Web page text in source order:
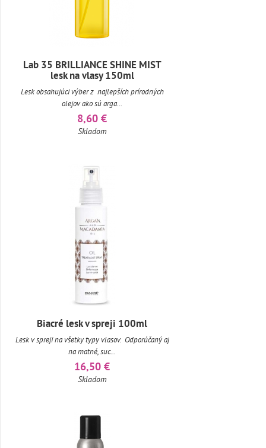
Lab 35 BRILLIANCE SHINE MIST
lesk na vlasy 150ml
Lesk obsahujúci výber z najlepších prírodných
olejov ako sú arga...
8,60 €
Skladom
Biacré lesk v spreji 100ml
Lesk v spreji na všetky typy vlasov. Odporúčaný aj
na matné, suc...
16,50 €
Skladom